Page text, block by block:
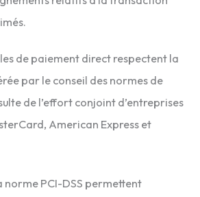
de paiement direct respectent la
par le conseil des normes de
de l’effort conjoint d’entreprises
American Express et
norme PCI-DSS permettent